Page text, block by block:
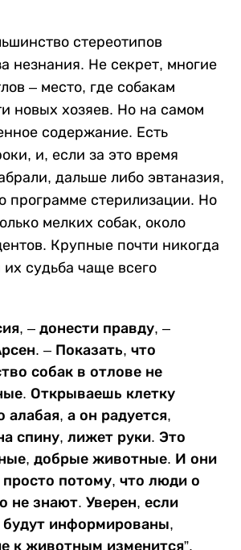
стереотипов
незнания. Не секрет, многие
– место, где собакам
новых хозяев. Но на самом
содержание. Есть
и, если за это время
дальше либо эвтаназия,
программе стерилизации. Но
мелких собак, около
Крупные почти никогда
судьба чаще всего
– донести правду, –
– Показать, что
собак в отлове не
Открываешь клетку
алабая, а он радуется,
спину, лижет руки. Это
добрые животные. И они
потому, что люди о
не знают. Уверен, если
будут информированы,
к животным изменится”.